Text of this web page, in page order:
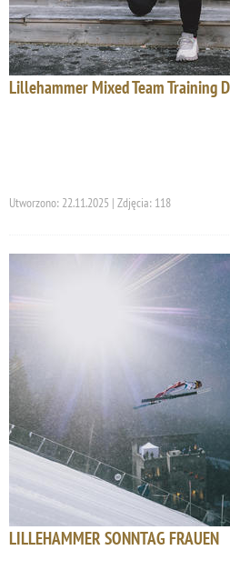
Lillehammer Mixed Team Training
Utworzono: 22.11.2025 | Zdjęcia: 118
LILLEHAMMER SONNTAG FRAUEN